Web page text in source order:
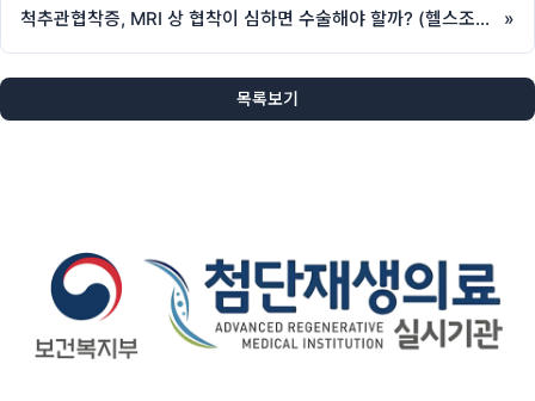
척추관협착증, MRI 상 협착이 심하면 수술해야 할까? (헬스조선 명의, 제애정형외과 서희수 원장 칼럼) »
목록보기